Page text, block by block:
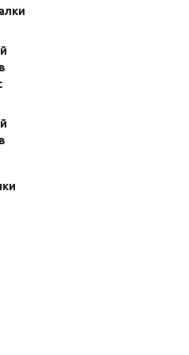
Подходит для катушек
14 Surf Basia 25 06PE 14 Surf
25 QD 06PE 14 CAST'IZM 25
14 IGNIS TYPE-R 2505
2500H-LBD 14 IMPULT
LBD 14 PRESSO 1025 14
2025H Также для